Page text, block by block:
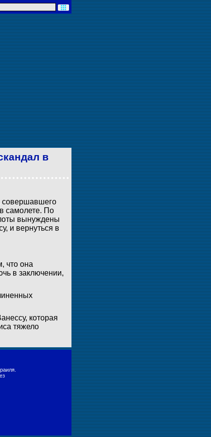
в
совершавшего
самолете. По
вынуждены
и вернуться в
что она
в заключении,
которая
тяжело